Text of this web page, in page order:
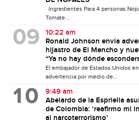
Ingredientes Para 4 personas
Tomate...
10:22 am
Ronald Johnson envía
hijastro de El Mencho y
“Ya no hay dónde
El embajador de Estados Unidos
advertencia por medio de...
9:49 am
Abelardo de la Espriella
de Colombia: ‘reafirmo mi
al narcoterrorismo’